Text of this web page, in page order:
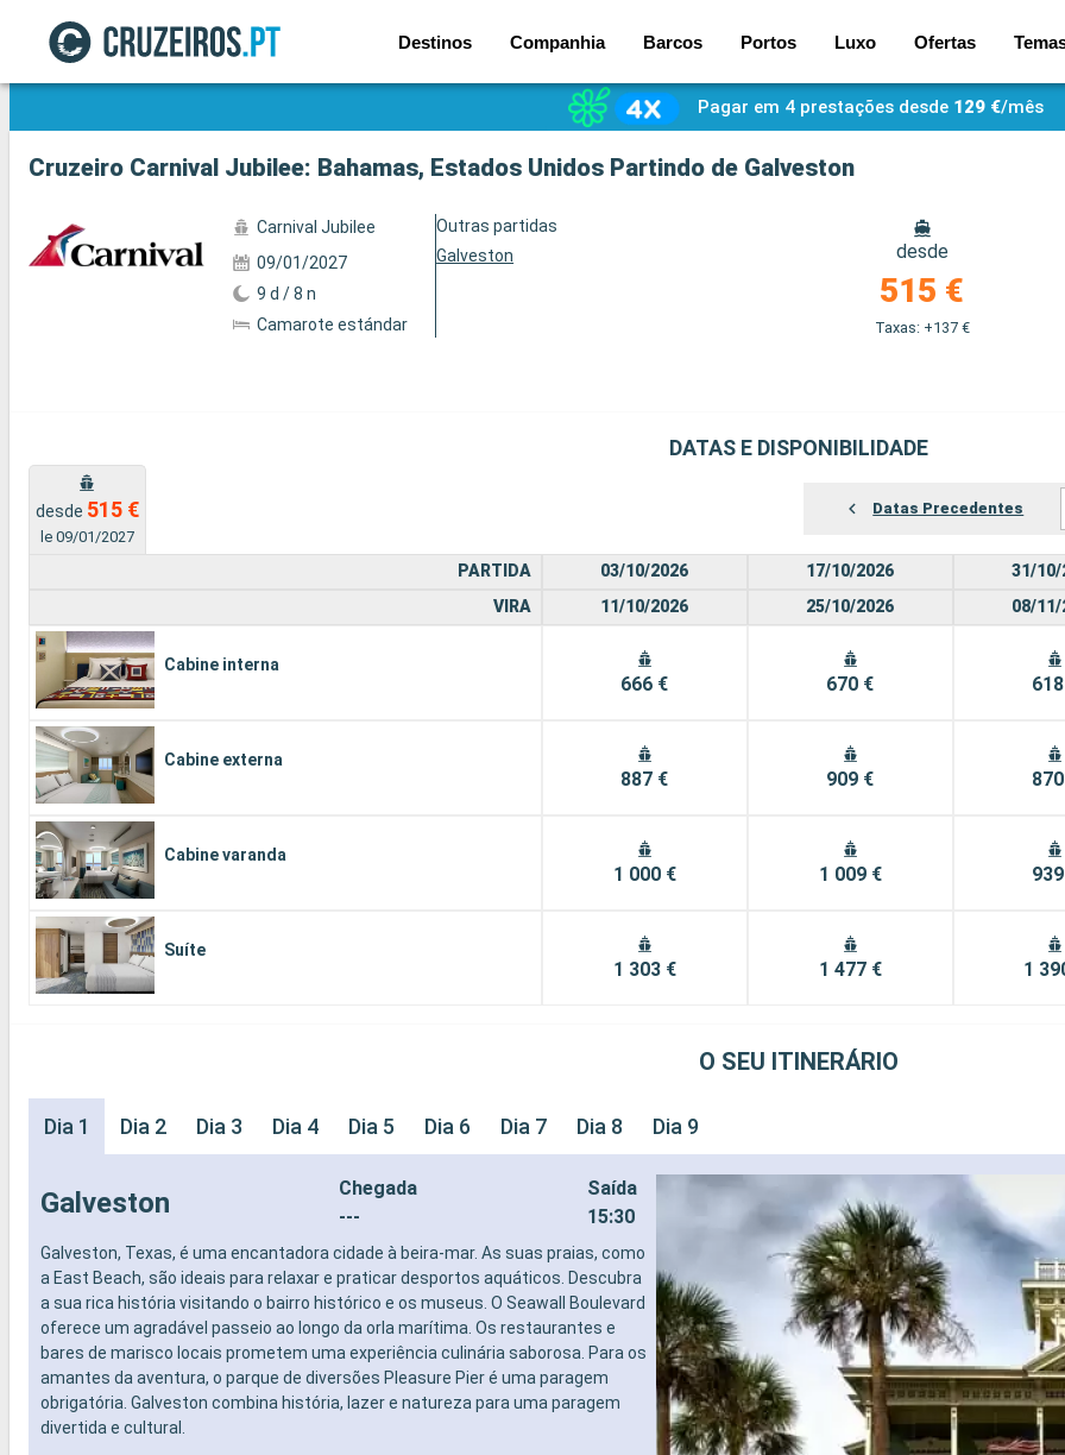
Destinos Companhia Barcos Portos Luxo Ofertas
Ver a 5 fotos
Pagar em 4 prestações desde129 €/mês
Cruzeiro Carnival Jubilee: Bahamas, Estados Unidos Partindo de Galveston
Carnival Jubilee
09/01/2027
9 d / 8 n
Camarote estándar
Outras partidas
Galveston
desde
515 €
Taxas: +137 €
DATAS E DISPONIBILIDADE
desde 515 €
le 09/01/2027
Datas Precedentes
PARTIDA
VIRA
Cabine interna
Cabine externa
Cabine varanda
Suíte
03/10/2026
11/10/2026
666 €
887 €
1 000 €
1 303 €
17/10/2026
25/10/2026
670 €
909 €
1 009 €
1 477 €
31/10/
08/11/
1
O SEU ITINERÁRIO
Dia 1 Dia 2 Dia 3 Dia 4 Dia 5 Dia 6 Dia 7 Dia 8 Dia 9
Galveston
Chegada
---
Saída
15:30
Galveston, Texas, é uma encantadora cidade à beira-mar. As suas praias, como
a East Beach, são ideais para relaxar e praticar desportos aquáticos. Descubra
a sua rica história visitando o bairro histórico e os museus. O Seawall Boulevard
oferece um agradável passeio ao longo da orla marítima. Os restaurantes e
bares de marisco locais prometem uma experiência culinária saborosa. Para os
amantes da aventura, o parque de diversões Pleasure Pier é uma paragem
obrigatória. Galveston combina história, lazer e natureza para uma paragem
divertida e cultural.